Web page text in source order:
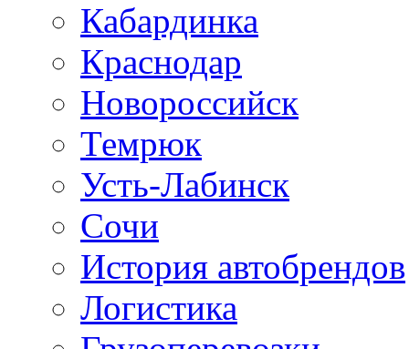
Кабардинка
Краснодар
Новороссийск
Темрюк
Усть-Лабинск
Сочи
История автобрендов
Логистика